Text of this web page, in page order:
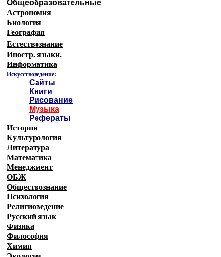
Общеобразовательные
Астрономия
Биология
География
Естествознание
Иностр. языки.
Информатика
Искусствоведение:
Сайты
Книги
Рисование
Музыка
Рефераты
История
Культурология
Литература
Математика
Менеджмент
ОБЖ
Обществознание
Психология
Религиоведение
Русский язык
Физика
Философия
Химия